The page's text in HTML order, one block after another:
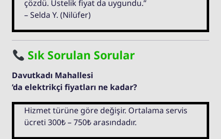
çözdü. Üstelik fiyat da uygundu.”
– Selda Y. (Nilüfer)
Sık Sorulan Sorular
Davutkadı Mahallesi
’da elektrikçi fiyatları ne kadar?
Hizmet türüne göre değişir. Ortalama servis
ücreti 300₺ – 750₺ arasındadır.